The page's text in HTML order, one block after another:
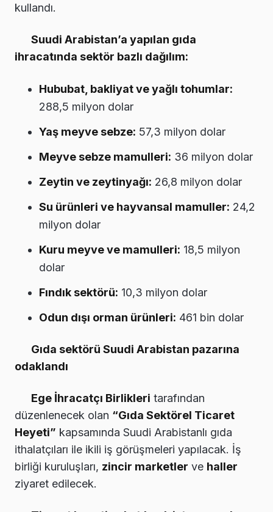
kullandı.
Suudi Arabistan’a yapılan gıda
ihracatında sektör bazlı dağılım:
Hububat, bakliyat ve yağlı tohumlar:
288,5 milyon dolar
Yaş meyve sebze: 57,3 milyon dolar
Meyve sebze mamulleri: 36 milyon dolar
Zeytin ve zeytinyağı: 26,8 milyon dolar
Su ürünleri ve hayvansal mamuller: 24,2
milyon dolar
Kuru meyve ve mamulleri: 18,5 milyon
dolar
Fındık sektörü: 10,3 milyon dolar
Odun dışı orman ürünleri: 461 bin dolar
Gıda sektörü Suudi Arabistan pazarına
odaklandı
Ege İhracatçı Birlikleri tarafından
düzenlenecek olan “Gıda Sektörel Ticaret
Heyeti” kapsamında Suudi Arabistanlı gıda
ithalatçıları ile ikili iş görüşmeleri yapılacak. İş
birliği kuruluşları, zincir marketler ve haller
ziyaret edilecek.